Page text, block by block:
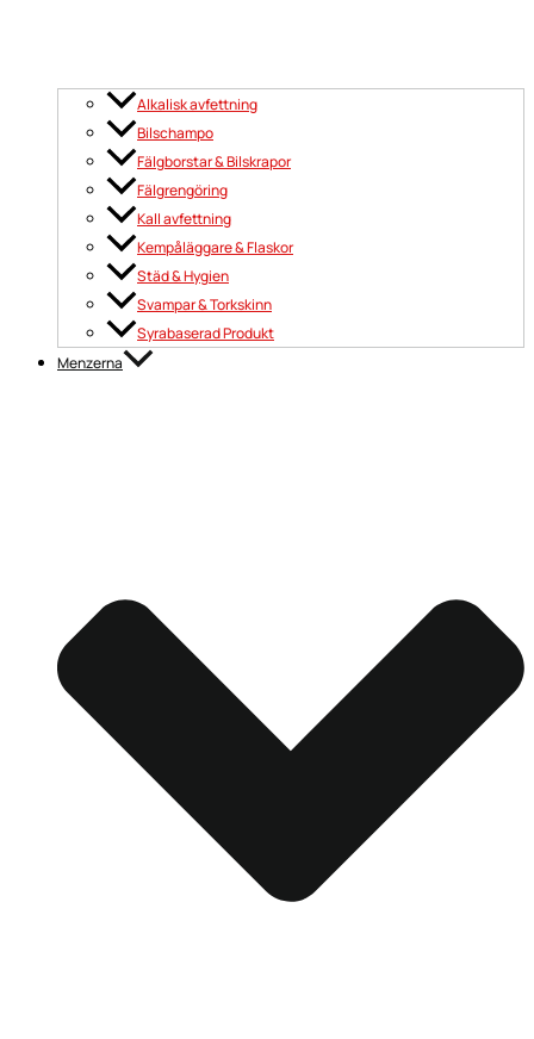
Alkalisk avfettning
Bilschampo
Fälgborstar & Bilskrapor
Fälgrengöring
Kall avfettning
Kempåläggare & Flaskor
Städ & Hygien
Svampar & Torkskinn
Syrabaserad Produkt
Menzerna